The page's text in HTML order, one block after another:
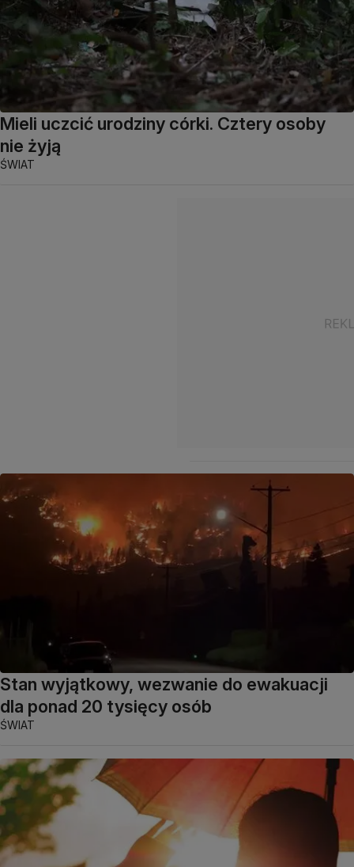
Mieli uczcić urodziny córki. Cztery osoby
nie żyją
ŚWIAT
Stan wyjątkowy, wezwanie do ewakuacji
dla ponad 20 tysięcy osób
ŚWIAT